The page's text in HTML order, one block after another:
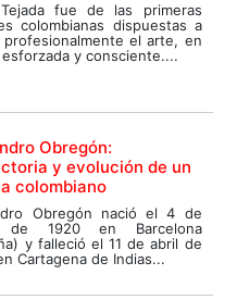
fue de las primeras
colombianas dispuestas a
profesionalmente el arte, en
y consciente....
Obregón:
y evolución de un
colombiano
Obregón nació el 4 de
de 1920 en Barcelona
y falleció el 11 de abril de
Cartagena de Indias...